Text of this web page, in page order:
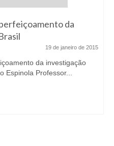
da
19 de janeiro de 2015
da investigação
Espinola Professor...